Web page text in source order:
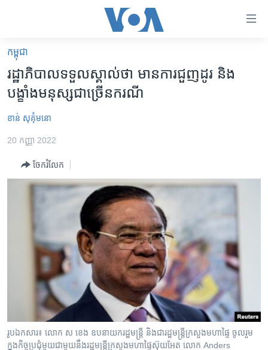
គេហទំព័រ​
ទាក់ទង
រំលង​
និង​
ទំព័រ​
ទៅ​
កម្ពុជា
អន្តរជាតិ
ហេឡូវីអូអេ
កម្ពុជាច្នៃប្រតិដ្ឋ
ព្រឹត្តិការណ៍ព័ត៌មាន
កម្មវិធីទាំងអស់
Khmer English
បណ្តាញ​សង្គម
កម្ពុជា
រដ្ឋាភិបាល​ទទួល​ស្គាល់​ថា​ មាន​ការ​ជួញដូរ​ និង​
បង្ខាំង​មនុស្ស​ជា​ច្រើន​ករណី
ខាន់ សុគុំមនោ
20 កញ្ញា 2022
ចែករំលែក
រូបឯកសារ៖​ លោក ស ខេង ឧបនាយករដ្ឋមន្ត្រី និង​ជា​រដ្ឋមន្ត្រី​ក្រសួង​មហាផ្ទៃ ចូលរួម​
ក្នុង​កិច្ចប្រជុំ​មួយ​ជាមួយ​នឹង​រដ្ឋមន្ត្រី​ក្រសួង​មហាផ្ទៃ​​ស៊ុយអែត លោក Anders